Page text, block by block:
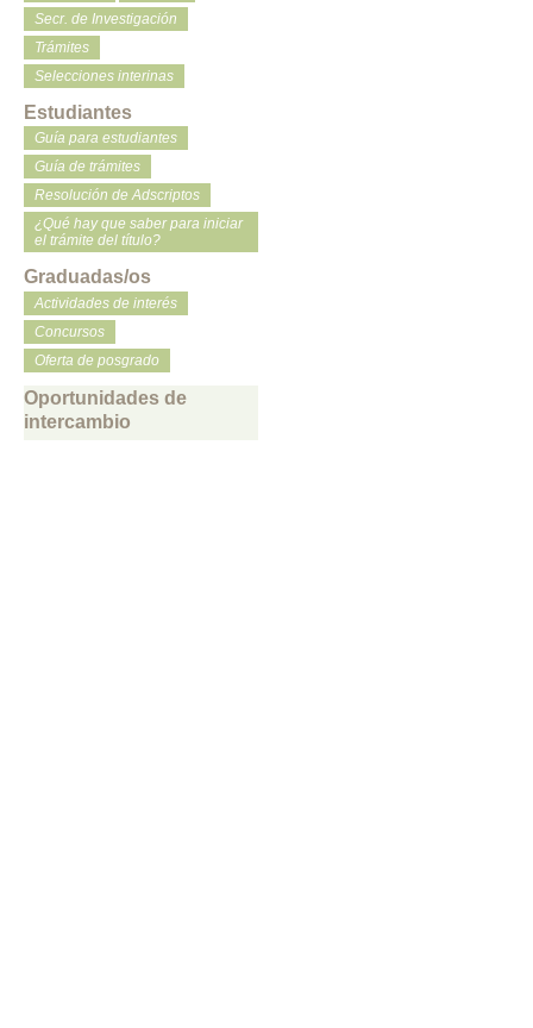
Secr. de Investigación
Trámites
Selecciones interinas
Estudiantes
Guía para estudiantes
Guía de trámites
Resolución de Adscriptos
¿Qué hay que saber para iniciar
el trámite del título?
Graduadas/os
Actividades de interés
Concursos
Oferta de posgrado
Oportunidades de
intercambio